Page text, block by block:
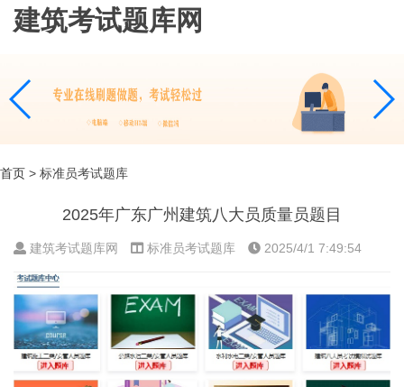
建筑考试题库网
首页 > 标准员考试题库
2025年广东广州建筑八大员质量员题目
建筑考试题库网 标准员考试题库 2025/4/1 7:49:54